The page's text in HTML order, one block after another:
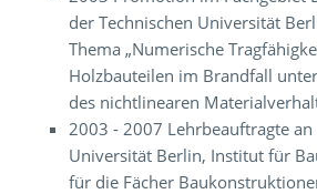
der Technischen Universität
Thema „Numerische
Holzbauteilen im Brandfall
des nichtlinearen
2003 - 2007 Lehrbeauftragte an
Universität Berlin, Institut für
für die Fächer